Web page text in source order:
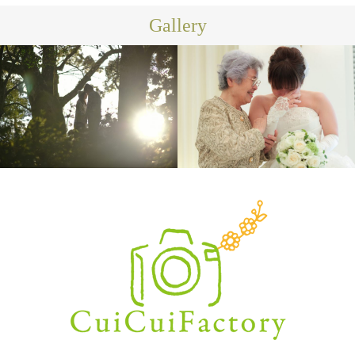
Gallery